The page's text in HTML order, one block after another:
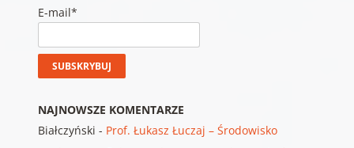
E-mail*
NAJNOWSZE KOMENTARZE
Białczyński - Prof. Łukasz Łuczaj – Środowisko